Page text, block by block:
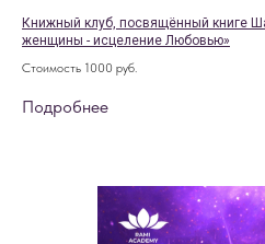
Книжный клуб, посвящённый книге
женщины - исцеление Любовью»
Стоимость 1000 руб.
Подробнее